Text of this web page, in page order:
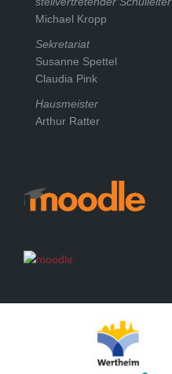
Michael Kropp
Sekretariat
Susanne Spettel
Claudia Pink
Hausmeister
Arthur Ratter